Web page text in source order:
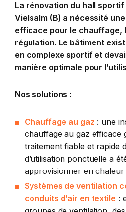
La rénovation du hall sportif
Vielsalm (B) a nécessité
efficace pour le chauffage,
régulation. Le bâtiment
en complexe sportif et
manière optimale pour
Nos solutions :
Chauffage au gaz : une
chauffage au gaz efficace
traitement fiable et rapide
d’utilisation ponctuelle a
approvisionner en
Systèmes de ventilation
conduits d’air en textile :